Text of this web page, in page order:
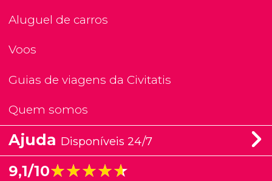
Aluguel de carros
Voos
Guias de viagens da Civitatis
Quem somos
Ajuda Disponíveis 24/7
9,1/10★★★★★
★★★★★